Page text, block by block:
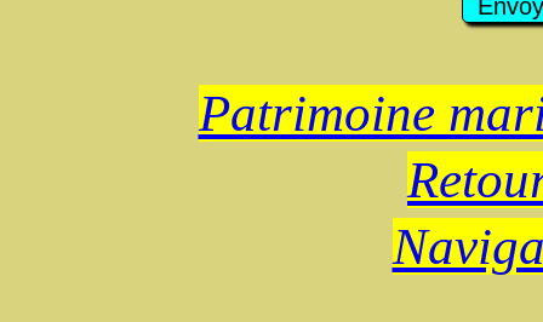
Patrimoine